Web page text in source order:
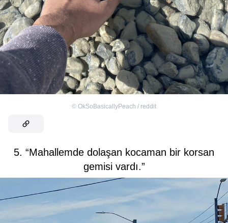
© OkSoBasicallyPeach / reddit
5. “Mahallemde dolaşan kocaman bir korsan
gemisi vardı.”